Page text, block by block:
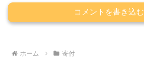
コメントを書き込む
ホーム 寄付